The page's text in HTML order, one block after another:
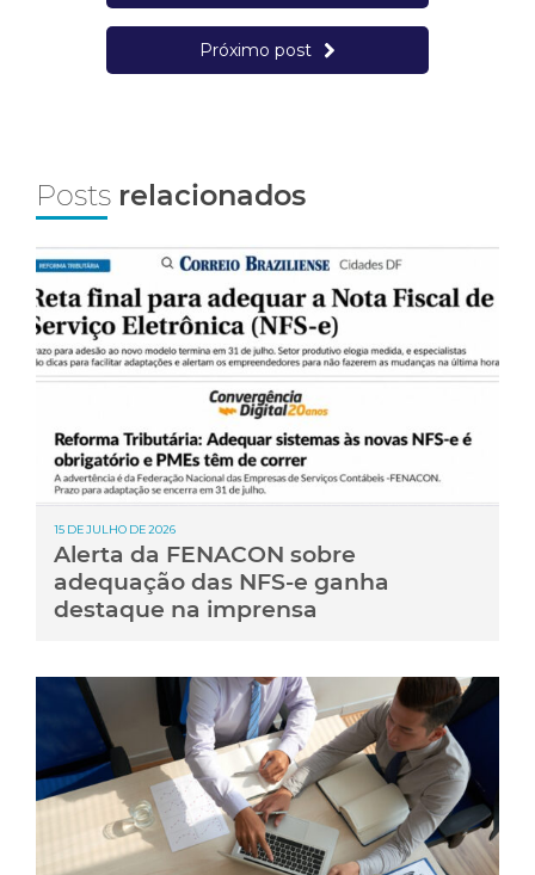
Próximo post
Posts relacionados
15 DE JULHO DE 2026
Alerta da FENACON sobre
adequação das NFS-e ganha
destaque na imprensa